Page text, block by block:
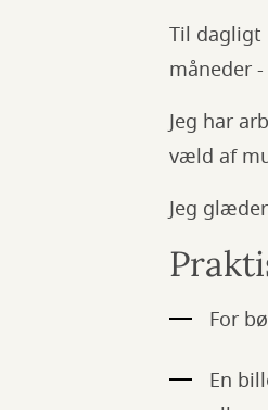
Til dagligt
måneder
Jeg har
væld af
Jeg
For
En